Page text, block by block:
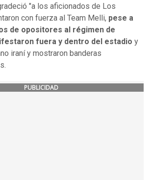
"a los aficionados de Los
con fuerza al Team Melli, pese a
de opositores al régimen de
fuera y dentro del estadio y
iraní y mostraron banderas
PUBLICIDAD